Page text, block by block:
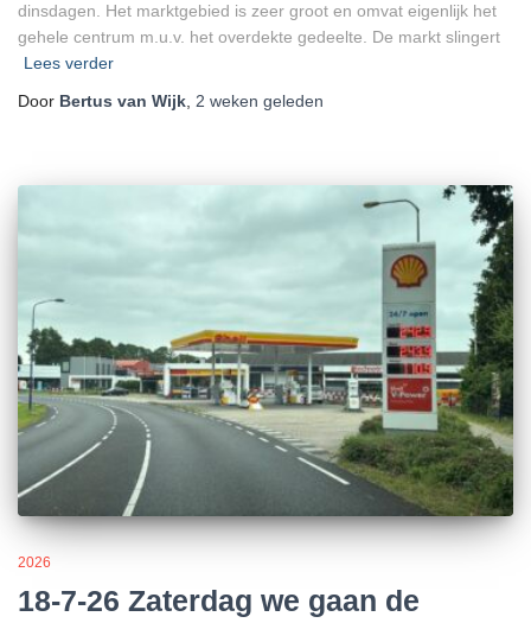
dinsdagen. Het marktgebied is zeer groot en omvat eigenlijk het
gehele centrum m.u.v. het overdekte gedeelte. De markt slingert
Lees verder
Door Bertus van Wijk, 2 weken geleden
2026
18-7-26 Zaterdag we gaan de